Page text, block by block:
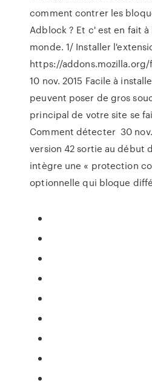
comment contrer les
Adblock ? Et c' est en fait
monde. 1/ Installer
https://
10 nov. 2015 Facile à
peuvent poser de gros
principal de votre site se
Comment détecter 30 nov.
version 42 sortie au début
intègre une « protection
optionnelle qui bloque